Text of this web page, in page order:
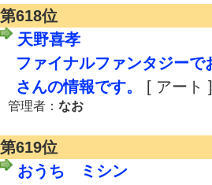
第618位
天野喜孝
ファイナルファンタジーで
さんの情報です。
[ アート ]
管理者： なお
第619位
おうち ミシン